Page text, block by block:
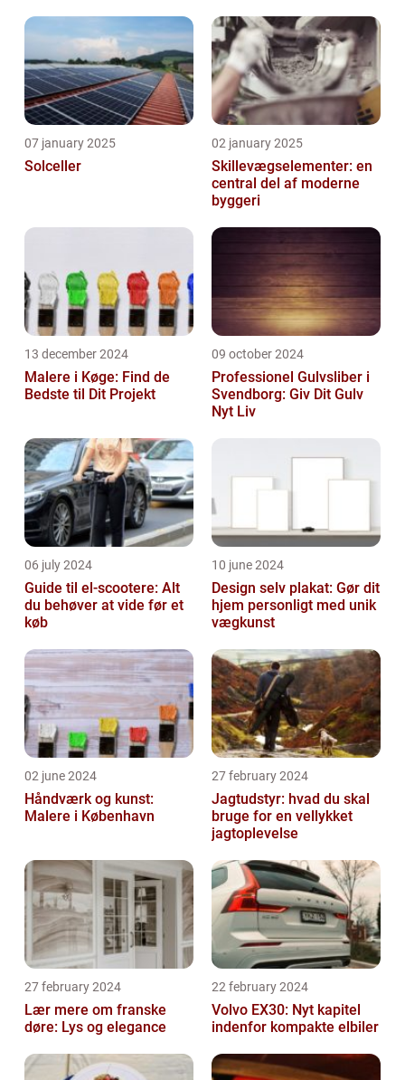
07 january 2025
Solceller
02 january 2025
Skillevægselementer: en
central del af moderne
byggeri
13 december 2024
Malere i Køge: Find de
Bedste til Dit Projekt
09 october 2024
Professionel Gulvsliber i
Svendborg: Giv Dit Gulv
Nyt Liv
06 july 2024
Guide til el-scootere: Alt
du behøver at vide før et
køb
10 june 2024
Design selv plakat: Gør dit
hjem personligt med unik
vægkunst
02 june 2024
Håndværk og kunst:
Malere i København
27 february 2024
Jagtudstyr: hvad du skal
bruge for en vellykket
jagtoplevelse
27 february 2024
Lær mere om franske
døre: Lys og elegance
22 february 2024
Volvo EX30: Nyt kapitel
indenfor kompakte elbiler